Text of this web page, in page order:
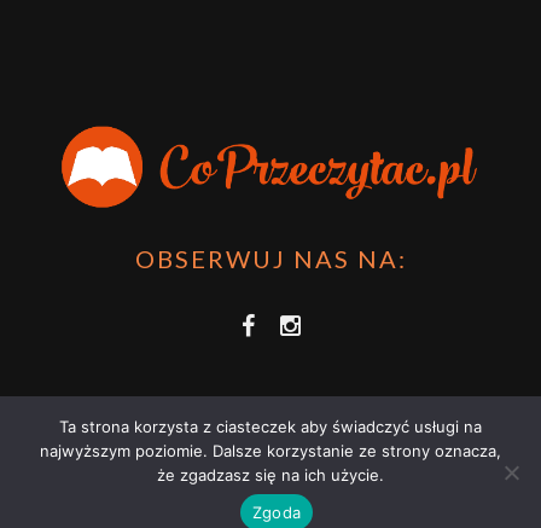
OBSERWUJ NAS NA:
COPRZECZYTAĆ.PL 2021 | STRONA WYKORZYSTUJE PLIKI COOKIES |
POLITYKĄ PRYWATNOŚCI
Ta strona korzysta z ciasteczek aby świadczyć usługi na
najwyższym poziomie. Dalsze korzystanie ze strony oznacza,
że zgadzasz się na ich użycie.
Zgoda